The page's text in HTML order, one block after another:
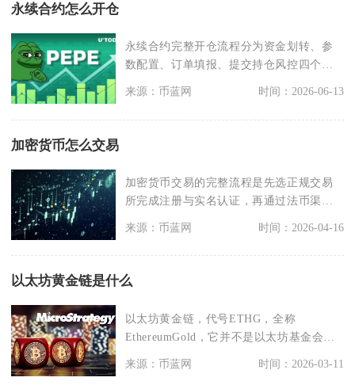
永续合约怎么开仓
永续合约完整开仓流程分为资金划转、参
数配置、订单填报、提交持仓风控四个核
来源：币蓝网 时间：2026-06-13
加密货币怎么交易
加密货币交易的完整流程是先选正规交易
所完成注册与实名认证，再通过法币渠道
来源：币蓝网 时间：2026-04-16
以太坊黄金链是什么
以太坊黄金链，代号ETHG，全称
EthereumGold，它并不是以太坊基金会官
来源：币蓝网 时间：2026-03-11